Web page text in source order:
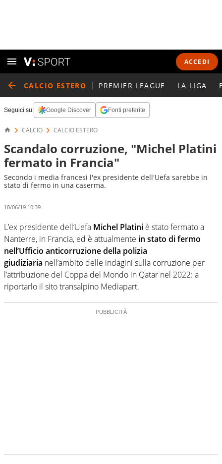
ACCEDI
CALCIO ESTERO PREMIER LEAGUE LA LIGA
Seguici su: Google Discover Fonti preferite
CALCIO CALCIO ESTERO
Scandalo corruzione, "Michel Platini
fermato in Francia"
Secondo i media francesi l'ex presidente dell'Uefa sarebbe in
stato di fermo in una caserma.
18/06/19 10:39
L’ex presidente dell’Uefa Michel Platini è stato fermato a
Nanterre, in Francia, ed è attualmente in stato di fermo
nell’Ufficio anticorruzione della polizia
giudiziaria nell’ambito delle indagini sulla corruzione per
l’attribuzione del Coppa del Mondo in Qatar nel 2022: a
riportarlo il sito transalpino Mediapart.